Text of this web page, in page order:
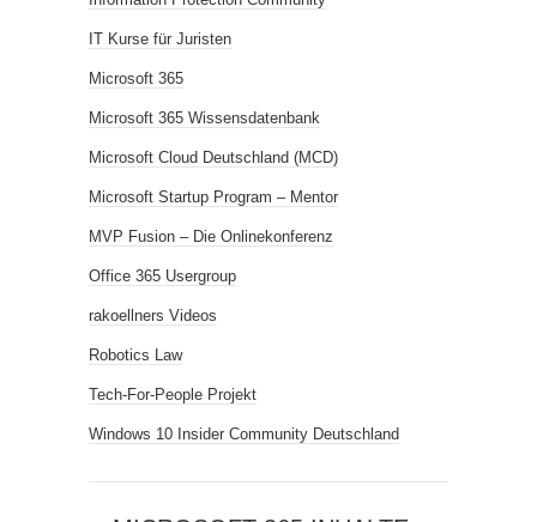
IT Kurse für Juristen
Microsoft 365
Microsoft 365 Wissensdatenbank
Microsoft Cloud Deutschland (MCD)
Microsoft Startup Program – Mentor
MVP Fusion – Die Onlinekonferenz
Office 365 Usergroup
rakoellners Videos
Robotics Law
Tech-For-People Projekt
Windows 10 Insider Community Deutschland